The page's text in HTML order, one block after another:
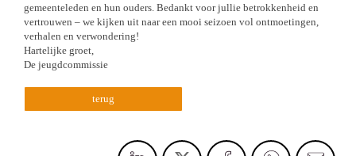
gemeenteleden en hun ouders. Bedankt voor jullie betrokkenheid en
vertrouwen – we kijken uit naar een mooi seizoen vol ontmoetingen,
verhalen en verwondering!
Hartelijke groet,
De jeugdcommissie
terug